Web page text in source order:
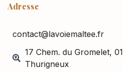
Adresse
contact@lavoiemaltee.fr
17 Chem. du Gromelet,
Thurigneux